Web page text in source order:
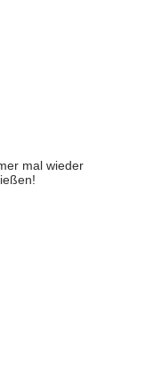
mal wieder